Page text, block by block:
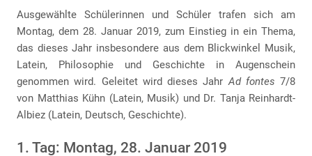
Ausgewählte Schülerinnen und Schüler trafen sich am
Montag, dem 28. Januar 2019, zum Einstieg in ein Thema,
das dieses Jahr insbesondere aus dem Blickwinkel Musik,
Latein, Philosophie und Geschichte in Augenschein
genommen wird. Geleitet wird dieses JahrAd fontes 7/8
von Matthias Kühn (Latein, Musik) und Dr. Tanja Reinhardt-
Albiez (Latein, Deutsch, Geschichte).
1. Tag: Montag, 28. Januar 2019